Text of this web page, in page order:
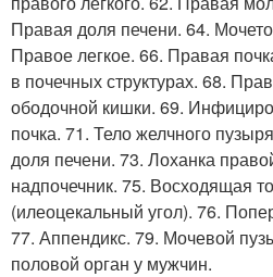
Правая доля печени. 64.
Правое легкое. 66. Правая
в почечных структурах. 68.
ободочной кишки. 69.
почка. 71. Тело желчного
доля печени. 73. Лоханка
надпочечник. 75. Восходящая
(илеоцекальный угол). 76.
77. Аппендикс. 79. Мочевой
половой орган у мужчин.